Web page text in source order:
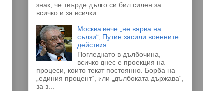
знак, че твърде дълго си бил силен за
всичко и за всички...
Москва вече „не вярва на
сълзи“, Путин засили военните
действия
Погледнато в дълбочина,
всичко днес е проекция на
процеси, които текат постоянно. Борба на
„единия процент“, или „дълбоката държава“,
за з...